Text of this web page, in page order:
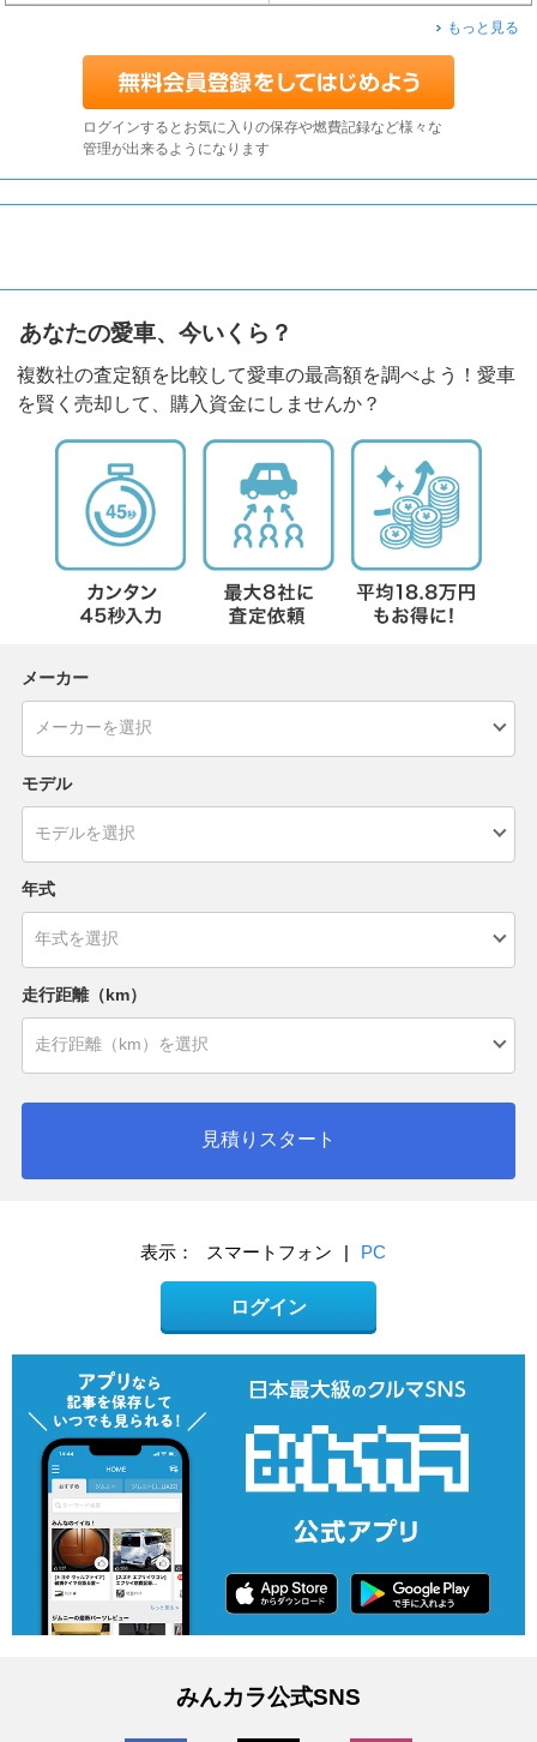
もっと見る
ログインするとお気に入りの保存や燃費記録など様々な
管理が出来るようになります
あなたの愛車、今いくら？
複数社の査定額を比較して愛車の最高額を調べよう！愛車
を賢く売却して、購入資金にしませんか？
メーカー
モデル
年式
走行距離（km）
見積りスタート
表示： スマートフォン | PC
ログイン
みんカラ公式SNS